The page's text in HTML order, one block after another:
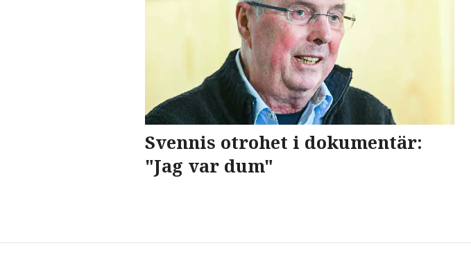
Svennis otrohet i dokumentär:
"Jag var dum"